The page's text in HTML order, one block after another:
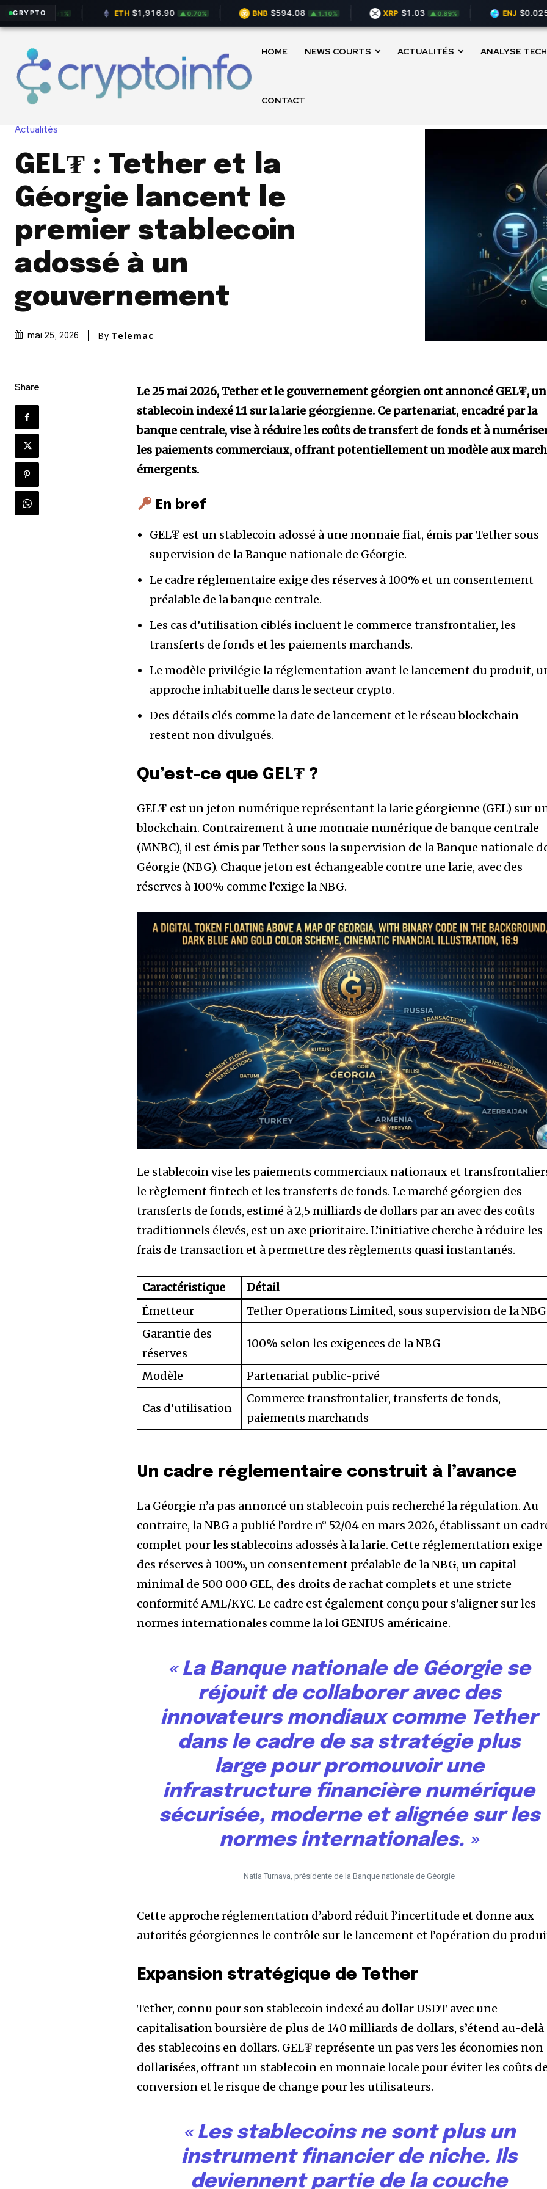
CRYPTO
▲ 0.91% ETH $1,916.90 ▲ 0.70% BNB $594.08 ▲ 1.10% XRP $1.03 ▲ 0.89% ENJ $0.02535
HOME NEWS COURTS ACTUALITÉS ANALYSE
CONTACT
Actualités
GEL₮ : Tether et la
Géorgie lancent le
premier stablecoin
adossé à un
gouvernement
mai 25, 2026 By Telemac
Share
Le 25 mai 2026, Tether et le gouvernement géorgien ont annoncé GEL₮, un
stablecoin indexé 1:1 sur la larie géorgienne. Ce partenariat, encadré par la
banque centrale, vise à réduire les coûts de transfert de fonds et à
les paiements commerciaux, offrant potentiellement un modèle aux
émergents.
En bref
GEL₮ est un stablecoin adossé à une monnaie fiat, émis par Tether sous
supervision de la Banque nationale de Géorgie.
Le cadre réglementaire exige des réserves à 100% et un consentement
préalable de la banque centrale.
Les cas d’utilisation ciblés incluent le commerce transfrontalier, les
transferts de fonds et les paiements marchands.
Le modèle privilégie la réglementation avant le lancement du produit,
approche inhabituelle dans le secteur crypto.
Des détails clés comme la date de lancement et le réseau blockchain
restent non divulgués.
Qu’est-ce que GEL₮ ?
GEL₮ est un jeton numérique représentant la larie géorgienne (GEL) sur
blockchain. Contrairement à une monnaie numérique de banque centrale
(MNBC), il est émis par Tether sous la supervision de la Banque nationale
Géorgie (NBG). Chaque jeton est échangeable contre une larie, avec des
réserves à 100% comme l’exige la NBG.
Le stablecoin vise les paiements commerciaux nationaux et
le règlement fintech et les transferts de fonds. Le marché géorgien des
transferts de fonds, estimé à 2,5 milliards de dollars par an avec des coûts
traditionnels élevés, est un axe prioritaire. L’initiative cherche à réduire les
frais de transaction et à permettre des règlements quasi instantanés.
Caractéristique
Détail
Émetteur
Tether Operations Limited, sous supervision de la NBG
Garantie des
réserves
100% selon les exigences de la NBG
Modèle Partenariat public-privé
Cas d’utilisation
Commerce transfrontalier, transferts de fonds,
paiements marchands
Un cadre réglementaire construit à l’avance
La Géorgie n’a pas annoncé un stablecoin puis recherché la régulation. Au
contraire, la NBG a publié l’ordre n° 52/04 en mars 2026, établissant un
complet pour les stablecoins adossés à la larie. Cette réglementation exige
des réserves à 100%, un consentement préalable de la NBG, un capital
minimal de 500 000 GEL, des droits de rachat complets et une stricte
conformité AML/KYC. Le cadre est également conçu pour s’aligner sur les
normes internationales comme la loi GENIUS américaine.
« La Banque nationale de Géorgie se
réjouit de collaborer avec des
innovateurs mondiaux comme Tether
dans le cadre de sa stratégie plus
large pour promouvoir une
infrastructure financière numérique
sécurisée, moderne et alignée sur les
normes internationales. »
Natia Turnava, présidente de la Banque nationale de Géorgie
Cette approche réglementation d’abord réduit l’incertitude et donne aux
autorités géorgiennes le contrôle sur le lancement et l’opération du
Expansion stratégique de Tether
Tether, connu pour son stablecoin indexé au dollar USDT avec une
capitalisation boursière de plus de 140 milliards de dollars, s’étend au-delà
des stablecoins en dollars. GEL₮ représente un pas vers les économies non
dollarisées, offrant un stablecoin en monnaie locale pour éviter les coûts
conversion et le risque de change pour les utilisateurs.
« Les stablecoins ne sont plus un
instrument financier de niche. Ils
deviennent partie de la couche